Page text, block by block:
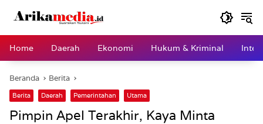
Home
Daerah Ekonomi Hukum & Kriminal
Beranda Berita
Berita Daerah Pemerintahan Utama
Pimpin Apel Terakhir, Kaya Minta